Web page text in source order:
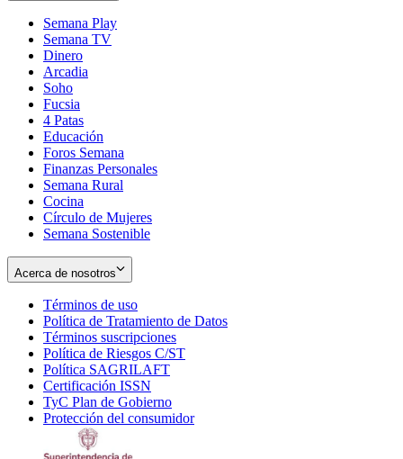
Semana Play
Semana TV
Dinero
Arcadia
Soho
in
new
window
Fucsia
in
new
window
4 Patas
Educación
Foros Semana
Finanzas Personales
Semana Rural
Cocina
Círculo de Mujeres
Semana Sostenible
Acerca de nosotros
Términos de uso
in
new
window
Política de Tratamiento de Datos
Términos suscripciones
in
Política de Riesgos C/ST
Política SAGRILAFT
new
window
Certificación ISSN
in
new
TyC Plan de Gobierno
in
Protección del consumidorOpens